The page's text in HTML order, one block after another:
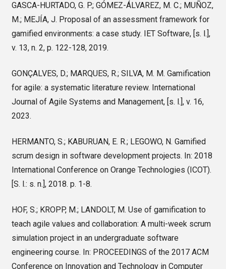
GASCA-HURTADO, G. P.; GÓMEZ-ÁLVAREZ, M. C.; MUÑOZ,
M.; MEJÍA, J. Proposal of an assessment framework for
gamified environments: a case study. IET Software, [s. l.],
v. 13, n. 2, p. 122-128, 2019.
GONÇALVES, D.; MARQUES, R.; SILVA, M. M. Gamification
for agile: a systematic literature review. International
Journal of Agile Systems and Management, [s. l.], v. 16,
2023.
HERMANTO, S.; KABURUAN, E. R.; LEGOWO, N. Gamified
scrum design in software development projects. In: 2018
International Conference on Orange Technologies (ICOT).
[S. l.: s. n.], 2018. p. 1-8.
HOF, S.; KROPP, M.; LANDOLT, M. Use of gamification to
teach agile values and collaboration: A multi-week scrum
simulation project in an undergraduate software
engineering course. In: PROCEEDINGS of the 2017 ACM
Conference on Innovation and Technology in Computer